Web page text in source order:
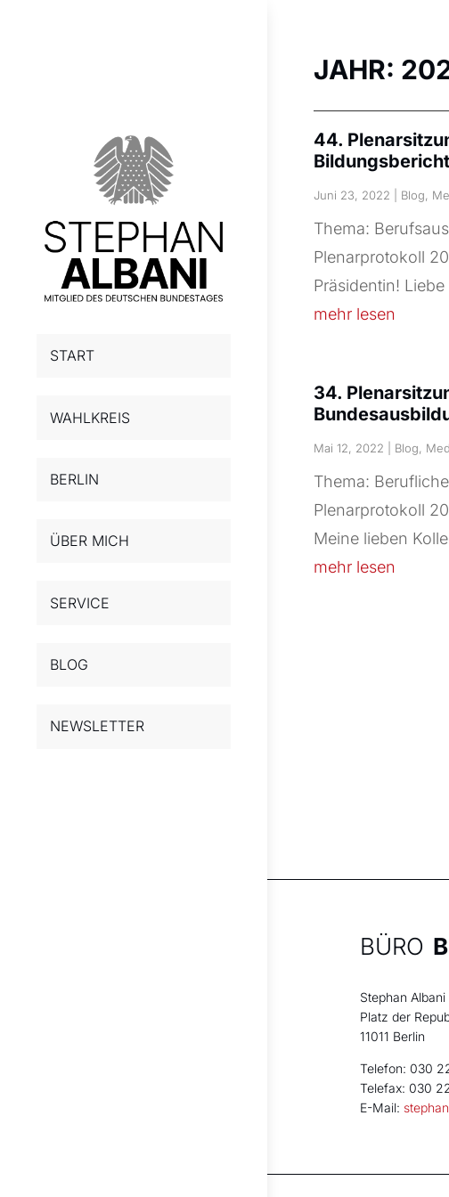
START
WAHLKREIS
BERLIN
ÜBER MICH
SERVICE
BLOG
NEWSLETTER
JAHR:
44.
Bildungsbericht
Juni 23, 2022 Blog,
Thema:
Plenarprotokoll
Präsidentin!
mehr lesen
34.
Mai 12, 2022 Blog,
Thema:
Plenarprotokoll
Meine lieben
mehr lesen
BÜRO
Stephan
Platz der
11011 Berlin
Telefon: 030
Telefax: 030
E-Mail: